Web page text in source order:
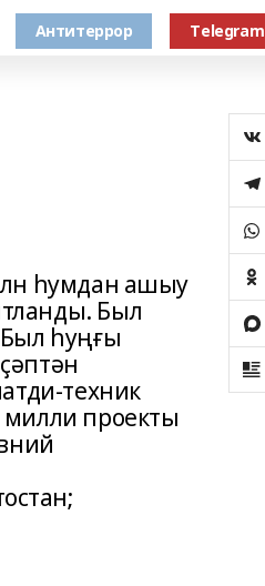
Антитеррор Тelegram
һумдан ашыу
Был
һуңғы
техник
проекты